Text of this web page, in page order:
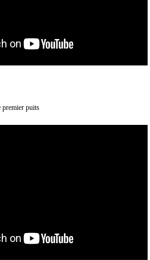
premier puits